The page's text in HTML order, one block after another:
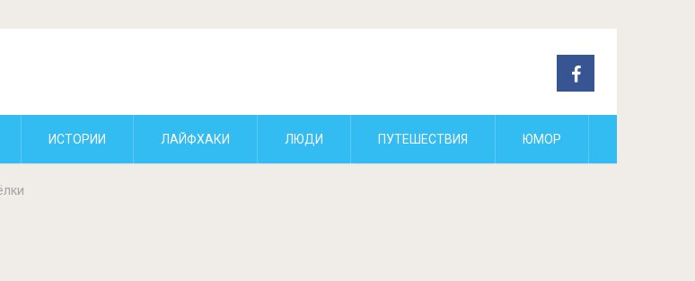
ИСТОРИИ ЛАЙФХАКИ ЛЮДИ ПУТЕШЕСТВИЯ ЮМОР